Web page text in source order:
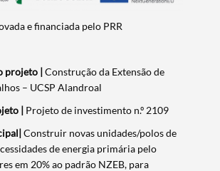
e financiada pelo PRR
projeto |Construção da Extensão de
– UCSP Alandroal
| Projeto de investimento n.º 2109
Construir novas unidades/polos de
de energia primária pelo
em 20% ao padrão NZEB, para